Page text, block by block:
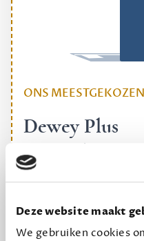
Deze website maakt
We gebruiken cookies
ONS
Dewey Plus
halen.